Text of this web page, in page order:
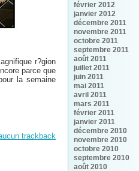
r?gion
parce que
la semaine
trackback
février 2012
janvier 2012
décembre 2011
novembre 2011
octobre 2011
septembre 2011
août 2011
juillet 2011
juin 2011
mai 2011
avril 2011
mars 2011
février 2011
janvier 2011
décembre 2010
novembre 2010
octobre 2010
septembre 2010
août 2010